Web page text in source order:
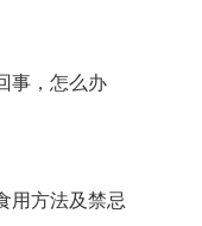
事，怎么办
用方法及禁忌